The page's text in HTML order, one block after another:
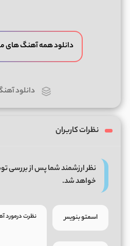
دانلود همه آهنگ های
دانلود
نظرات کاربران
نظر ارزشمند شما پس از بررسی
خواهد شد.